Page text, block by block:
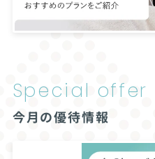
Special offer
今月の優待情報